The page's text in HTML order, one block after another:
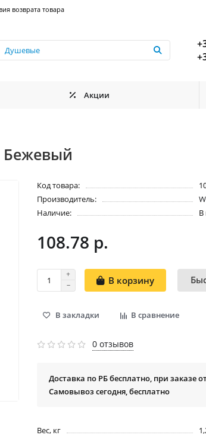
возврата товара
Акции
Бежевый
Код товара:
Производитель:
Наличие:
В
108.78 р.
В корзину
В закладки В сравнение
0 отзывов
Доставка по РБ бесплатно, при заказе
Самовывоз сегодня, бесплатно
Вес, кг